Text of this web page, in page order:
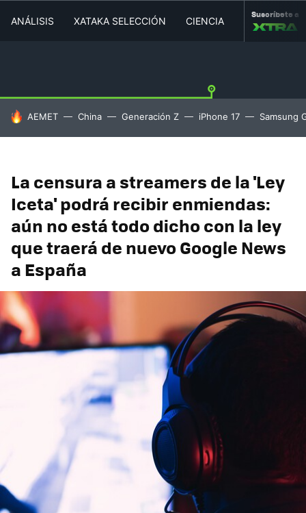
ANÁLISIS XATAKA SELECCIÓN CIENCIA MOVILIDAD
Suscríbete a
HOY SE HABLA DE
AEMET China Generación Z iPhone 17 Samsung
La censura a streamers de la 'Ley
Iceta' podrá recibir enmiendas:
aún no está todo dicho con la ley
que traerá de nuevo Google News
a España